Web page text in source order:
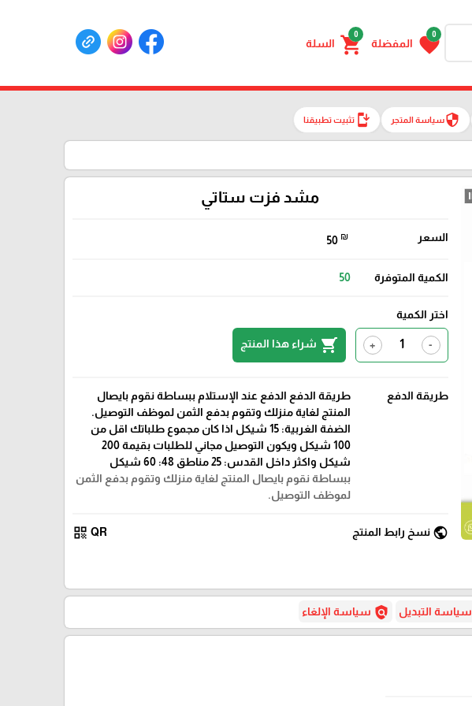
0
favorite المفضلة
0
shopping_cart السلة
securityسياسة المتجر install_mobileتثبيت تطبيقنا
مشد فزت ستاتي
السعر 50 ₪
الكمية المتوفرة 50
اختر الكمية
-
+
shopping_cart شراء هذا المنتج
طريقة الدفع
طريقة الدفع الدفع عند الإستلام ببساطة نقوم بايصال
المنتج لغاية منزلك وتقوم بدفع الثمن لموظف التوصيل.
الضفة الغربية: 15 شيكل اذا كان مجموع طلباتك اقل من
100 شيكل ويكون التوصيل مجاني للطلبات بقيمة 200
شيكل واكثر داخل القدس: 25 مناطق 48: 60 شيكل
ببساطة نقوم بايصال المنتج لغاية منزلك وتقوم بدفع الثمن
لموظف التوصيل.
public نسخ رابط المنتج QR
qr_code
سياسة التبديل policy سياسة الإلغاء